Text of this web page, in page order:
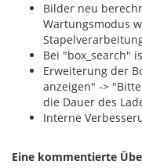
Bilder neu
Wartungsmodus
Bei "box_search"
Erweiterung der
anzeigen" ->
die Dauer des
Interne
Eine kommentierte